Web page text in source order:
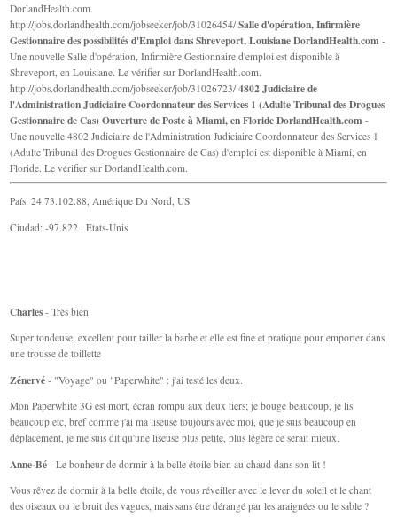
DorlandHealth.com.
http://jobs.dorlandhealth.com/jobseeker/job/31026454/Salle d'opération, Infirmière
Gestionnaire des possibilités d'Emploi dans Shreveport, Louisiane DorlandHealth.com -
Une nouvelle Salle d'opération, Infirmière Gestionnaire d'emploi est disponible à
Shreveport, en Louisiane. Le vérifier sur DorlandHealth.com.
http://jobs.dorlandhealth.com/jobseeker/job/31026723/4802 Judiciaire de
l'Administration Judiciaire Coordonnateur des Services 1 (Adulte Tribunal des Drogues
Gestionnaire de Cas) Ouverture de Poste à Miami, en Floride DorlandHealth.com -
Une nouvelle 4802 Judiciaire de l'Administration Judiciaire Coordonnateur des Services 1
(Adulte Tribunal des Drogues Gestionnaire de Cas) d'emploi est disponible à Miami, en
Floride. Le vérifier sur DorlandHealth.com.
País: 24.73.102.88, Amérique Du Nord, US
Ciudad: -97.822 , États-Unis
Charles - Très bien
Super tondeuse, excellent pour tailler la barbe et elle est fine et pratique pour emporter dans
une trousse de toillette
Zénervé - "Voyage" ou "Paperwhite" : j'ai testé les deux.
Mon Paperwhite 3G est mort, écran rompu aux deux tiers; je bouge beaucoup, je lis
beaucoup etc, bref comme j'ai ma liseuse toujours avec moi, que je suis beaucoup en
déplacement, je me suis dit qu'une liseuse plus petite, plus légère ce serait mieux.
Anne-Bé - Le bonheur de dormir à la belle étoile bien au chaud dans son lit !
Vous rêvez de dormir à la belle étoile, de vous réveiller avec le lever du soleil et le chant
des oiseaux ou le bruit des vagues, mais sans être dérangé par les araignées ou le sable ?